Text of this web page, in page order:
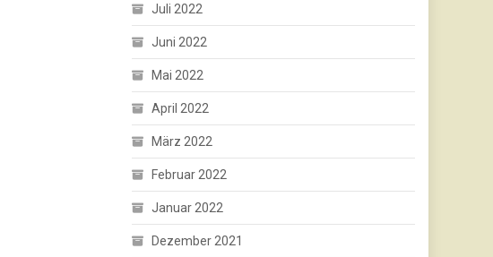
Juli 2022
Juni 2022
Mai 2022
April 2022
März 2022
Februar 2022
Januar 2022
Dezember 2021